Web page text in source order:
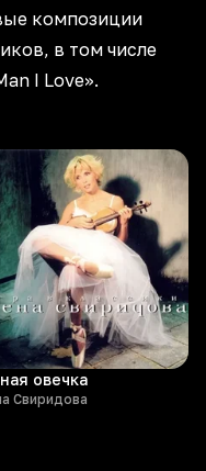
композиции
в том числе
I Love».
овечка
Свиридова